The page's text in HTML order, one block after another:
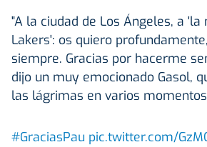
"A la ciudad de Los Ángeles, a 'la
Lakers': os quiero
siempre. Gracias por hacerme
dijo un muy emocionado Gasol,
las lágrimas en varios
#GraciasPau pic.twitter.com/